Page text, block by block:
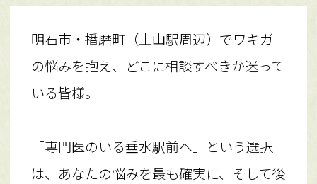
明石市・播磨町（土山駅周辺）でワキガ
の悩みを抱え、どこに相談すべきか迷って
いる皆様。
「専門医のいる垂水駅前へ」という選択
は、あなたの悩みを最も確実に、そして後